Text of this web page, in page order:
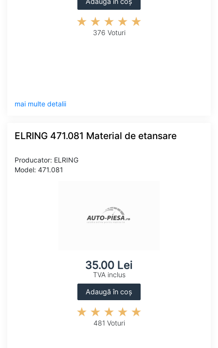
376 Voturi
mai multe detalii
ELRING 471.081 Material de etansare
Producator: ELRING
Model: 471.081
35.00 Lei
TVA inclus
Adaugă în coș
481 Voturi